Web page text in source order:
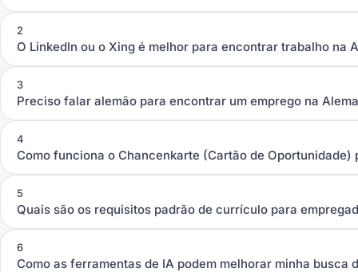
2
O LinkedIn ou o Xing é melhor para encontrar trabalho na
3
Preciso falar alemão para encontrar um emprego na
4
Como funciona o Chancenkarte (Cartão de Oportunidade)
5
Quais são os requisitos padrão de currículo para
6
Como as ferramentas de IA podem melhorar minha busca